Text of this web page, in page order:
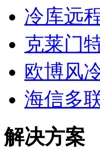
冷库远
克莱门
欧博风
海信多
解决方案